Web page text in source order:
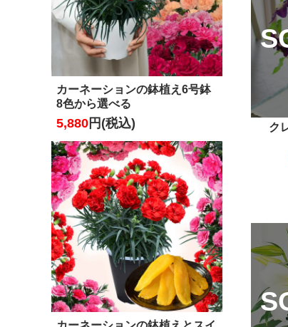
カーネーションの鉢植え6号鉢
8色から選べる
5,880 円(税込)